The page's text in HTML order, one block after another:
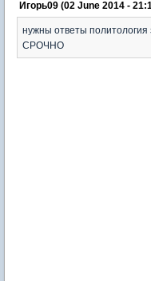
Игорь09 (02 June 2014 -
нужны ответы политология
СРОЧНО